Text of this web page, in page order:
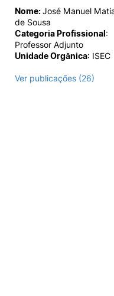
Nome:José Manuel
de Sousa
Categoria Profissional:
Professor Adjunto
Unidade Orgânica: ISEC
Ver publicações (26)